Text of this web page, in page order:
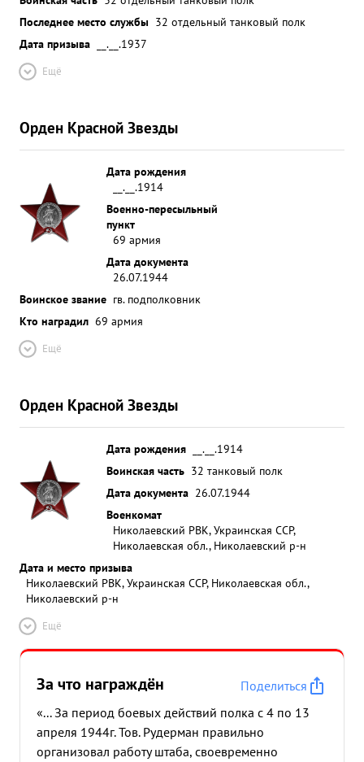
Последнее место службы 32 отдельный танковый полк
Дата призыва
__.__.1937
Ещё
Орден Красной Звезды
Дата рождения
__.__.1914
Военно-пересыльный
пункт
69 армия
Дата документа
26.07.1944
Воинское звание гв. подполковник
Кто наградил 69 армия
Ещё
Орден Красной Звезды
Дата рождения
__.__.1914
Воинская часть 32 танковый полк
Дата документа 26.07.1944
Военкомат
Николаевский РВК, Украинская ССР,
Николаевская обл., Николаевский р-н
Дата и место призыва
Николаевский РВК, Украинская ССР, Николаевская обл.,
Николаевский р-н
Ещё
За что награждён
Поделиться
«... За период боевых действий полка с 4 по 13
апреля 1944г. Тов. Рудерман правильно
организовал работу штаба, своевременно